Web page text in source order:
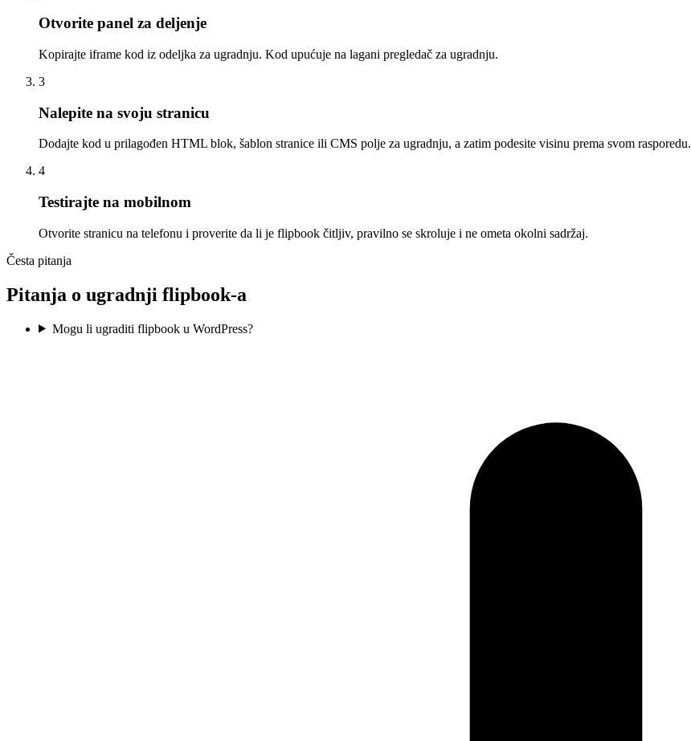
Otvorite panel za deljenje
Kopirajte iframe kod iz odeljka za ugradnju. Kod upućuje na lagani pregledač za ugradnju.
3
Nalepite na svoju stranicu
Dodajte kod u prilagođen HTML blok, šablon stranice ili CMS polje za ugradnju, a zatim podesite visinu prema svom rasporedu.
4
Testirajte na mobilnom
Otvorite stranicu na telefonu i proverite da li je flipbook čitljiv, pravilno se skroluje i ne ometa okolni sadržaj.
Česta pitanja
Pitanja o ugradnji flipbook-a
Mogu li ugraditi flipbook u WordPress?